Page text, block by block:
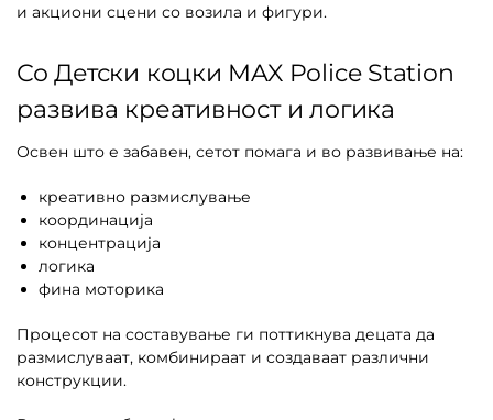
и акциони сцени со возила и фигури.
Со Детски коцки MAX Police Station
развива креативност и логика
Освен што е забавен, сетот помага и во развивање на:
креативно размислување
координација
концентрација
логика
фина моторика
Процесот на составување ги поттикнува децата да
размислуваат, комбинираат и создаваат различни
конструкции.